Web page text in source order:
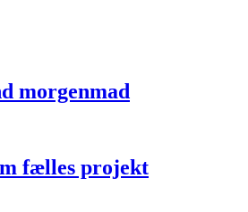
morgenmad
fælles projekt